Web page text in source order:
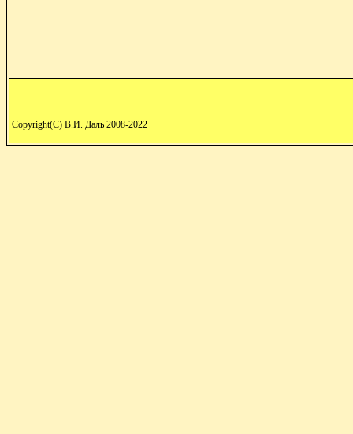
Copyright(C) В.И. Даль 2008-2022